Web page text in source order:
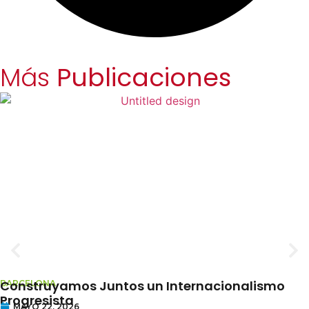
Más Publicaciones
BARCELONA
Construyamos Juntos un Internacionalismo
Progresista
MAYO 22, 2026